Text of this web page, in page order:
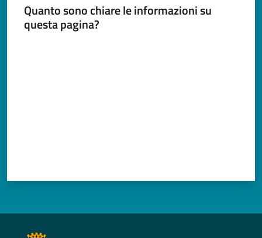
Quanto sono chiare le informazioni su
questa pagina?